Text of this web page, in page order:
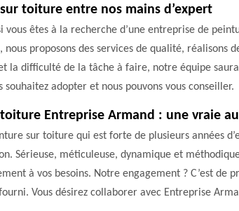
toiture entre nos mains d’expert
vous êtes à la recherche d’une entreprise de
proposons des services de qualité,
la difficulté de la tâche à faire, notre équipe
adopter et nous pouvons vous conseiller.
Entreprise Armand : une vraie
sur toiture qui est forte de plusieurs années
Sérieuse, méticuleuse, dynamique et
à vos besoins. Notre engagement ? C’est de
Vous désirez collaborer avec Entreprise